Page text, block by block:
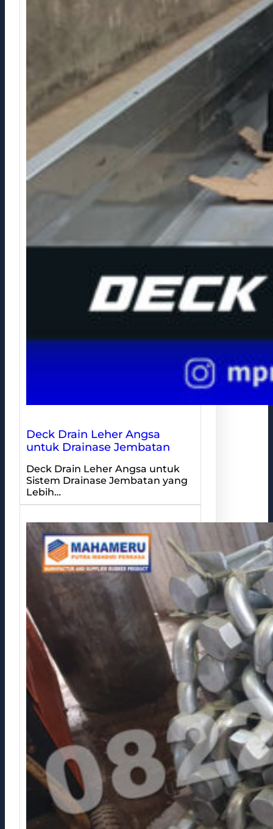
Deck Drain Leher Angsa
untuk Drainase Jembatan
Deck Drain Leher Angsa untuk
Sistem Drainase Jembatan yang
Lebih…